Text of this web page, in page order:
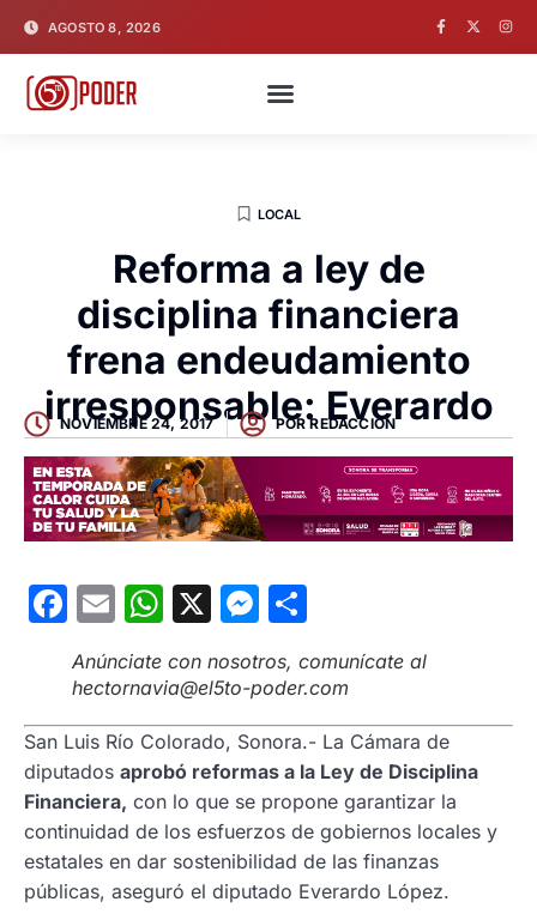
AGOSTO 8, 2026
LOCAL
Reforma a ley de
disciplina financiera
frena endeudamiento
irresponsable: Everardo
NOVIEMBRE 24, 2017 PORREDACCION
Facebook
EmailWhatsApp
X Messenger
Anúnciate con nosotros, comunícate al
hectornavia@el5to-poder.com
San Luis Río Colorado, Sonora.- La Cámara de
diputados aprobó reformas a la Ley de Disciplina
Financiera, con lo que se propone garantizar la
continuidad de los esfuerzos de gobiernos locales y
estatales en dar sostenibilidad de las finanzas
públicas, aseguró el diputado Everardo López.